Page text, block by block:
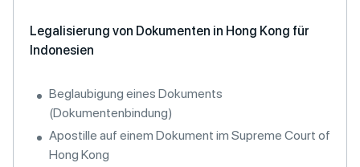
Legalisierung von Dokumenten in Hong Kong für
Indonesien
Beglaubigung eines Dokuments
(Dokumentenbindung)
Apostille auf einem Dokument im Supreme Court of
Hong Kong